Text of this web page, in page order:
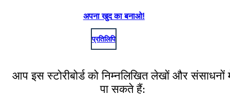
अपना खुद का बनाओ!
प्रतिलिपि
आप इस स्टोरीबोर्ड को निम्नलिखित लेखों और संसाधनों
पा सकते हैं: